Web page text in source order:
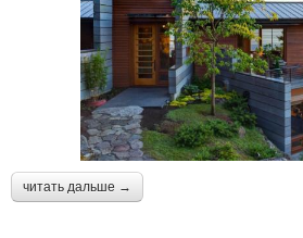
читать дальше →